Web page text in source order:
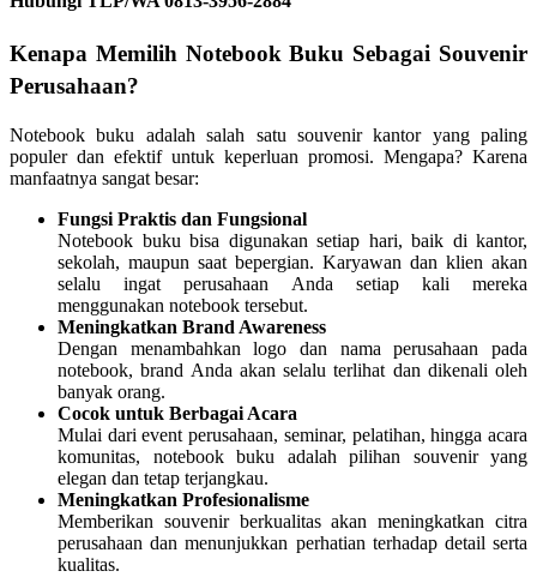
Kenapa Memilih Notebook Buku Sebagai Souvenir
Perusahaan?
Notebook buku adalah salah satu souvenir kantor yang paling
populer dan efektif untuk keperluan promosi. Mengapa? Karena
manfaatnya sangat besar:
Fungsi Praktis dan Fungsional
Notebook buku bisa digunakan setiap hari, baik di kantor,
sekolah, maupun saat bepergian. Karyawan dan klien akan
selalu ingat perusahaan Anda setiap kali mereka
menggunakan notebook tersebut.
Meningkatkan Brand Awareness
Dengan menambahkan logo dan nama perusahaan pada
notebook, brand Anda akan selalu terlihat dan dikenali oleh
banyak orang.
Cocok untuk Berbagai Acara
Mulai dari event perusahaan, seminar, pelatihan, hingga acara
komunitas, notebook buku adalah pilihan souvenir yang
elegan dan tetap terjangkau.
Meningkatkan Profesionalisme
Memberikan souvenir berkualitas akan meningkatkan citra
perusahaan dan menunjukkan perhatian terhadap detail serta
kualitas.